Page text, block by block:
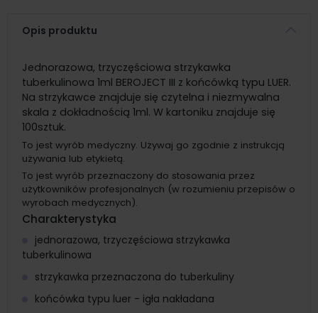
Opis produktu
Jednorazowa, trzyczęściowa strzykawka
tuberkulinowa 1ml BEROJECT III z końcówką typu LUER.
Na strzykawce znajduje się czytelna i niezmywalna
skala z dokładnością 1ml. W kartoniku znajduje się
100sztuk.
To jest wyrób medyczny. Używaj go zgodnie z instrukcją
używania lub etykietą.
To jest wyrób przeznaczony do stosowania przez
użytkowników profesjonalnych (w rozumieniu przepisów o
wyrobach medycznych).
Charakterystyka
jednorazowa, trzyczęściowa strzykawka
tuberkulinowa
strzykawka przeznaczona do tuberkuliny
końcówka typu luer - igła nakładana